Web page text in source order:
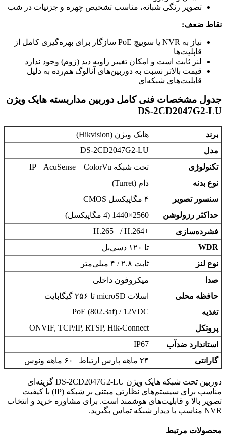
تصویر رنگی شبانه، مناسب تشخیص چهره و جزئیات در شب
نقاط ضعف:
نیاز به NVR یا سوییچ PoE سازگار برای بهره‌گیری کامل از
قابلیت‌ها
لنز ثابت است و امکان تغییر زاویه دید (زوم) وجود ندارد
قیمت بالاتر نسبت به دوربین‌های آنالوگ هم‌رده به دلیل
قابلیت‌های شبکه‌ای
جدول مشخصات فنی کامل دوربین مداربسته هایک ویژن
DS-2CD2047G2-LU
برند
هایک ویژن (Hikvision)
مدل
DS-2CD2047G2-LU
تکنولوژی
تحت شبکه IP – AcuSense – ColorVu
نوع بدنه
دام (Turret)
سنسور تصویر
۴ مگاپیکسل CMOS
حداکثر رزولوشن
2560×1440 (4 مگاپیکسل)
فشرده‌سازی
H.265+‎ / H.264+‎
WDR
تا ۱۲۰ دسی‌بل
نوع لنز
ثابت ۲.۸ / ۴ میلی‌متر
صدا
میکروفون داخلی
حافظه محلی
اسلات microSD تا ۲۵۶ گیگابایت
تغذیه
PoE (802.3af) / 12VDC
پروتکل
ONVIF, TCP/IP, RTSP, Hik-Connect
استاندارد ضدآب
IP67
گارانتی
۲۴ ماهه پارس ارتباط | ۶۰ ماهه ونوس
دوربین تحت شبکه هایک ویژن DS-2CD2047G2-LU گزینه‌ای
مناسب برای سیستم‌های نظارتی مبتنی بر شبکه (IP) با کیفیت
تصویر بالا و قابلیت‌های هوشمند است. برای مشاوره خرید و انتخاب
NVR مناسب با دیدار شبکه تماس بگیرید.
محصولات مرتبط